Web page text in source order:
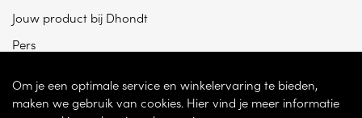
Jouw product bij Dhondt
Pers
Om je een optimale service en winkelervaring te bieden,
maken we gebruik van cookies. Hier vind je meer informatie